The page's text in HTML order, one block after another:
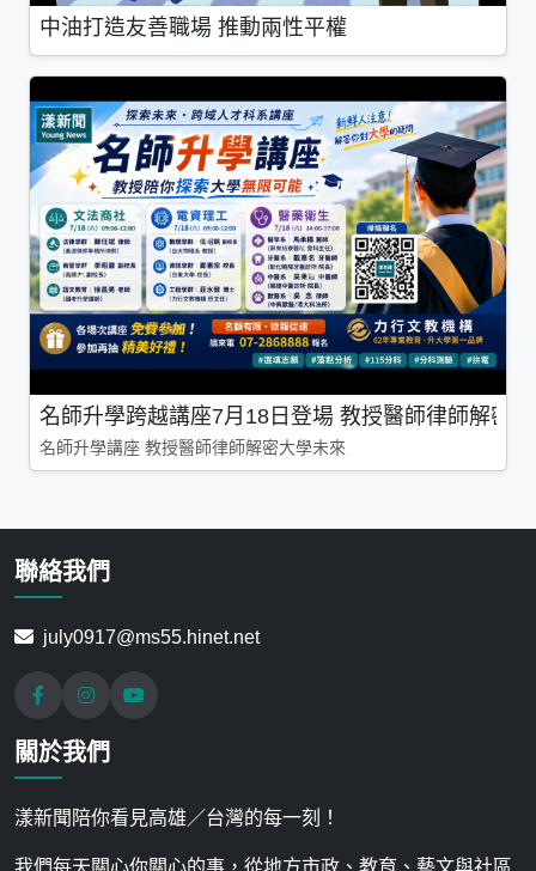
中油打造友善職場 推動兩性平權
名師升學跨越講座7月18日登場 教授醫師律師解密
名師升學講座 教授醫師律師解密大學未來
聯絡我們
july0917@ms55.hinet.net
關於我們
漾新聞陪你看見高雄／台灣的每一刻！
我們每天關心你關心的事，從地方市政、教育、藝文與社區